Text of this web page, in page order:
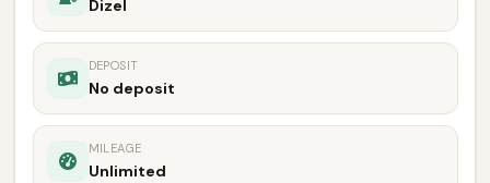
Dizel
DEPOSIT
No deposit
MILEAGE
Unlimited